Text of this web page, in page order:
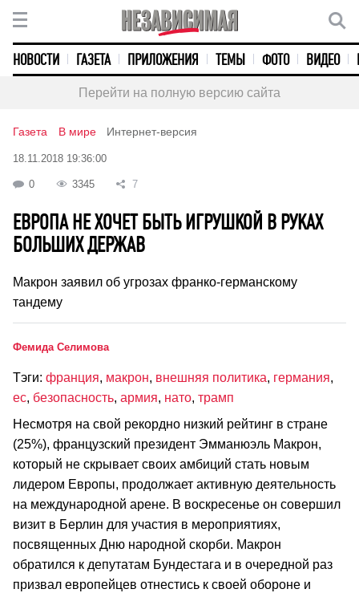
НОВОСТИ ГАЗЕТА ПРИЛОЖЕНИЯ ТЕМЫ ФОТО ВИДЕО
Перейти на полную версию сайта
Газета В мире Интернет-версия
18.11.2018 19:36:00
0 3345 7
ЕВРОПА НЕ ХОЧЕТ БЫТЬ ИГРУШКОЙ В РУКАХ
БОЛЬШИХ ДЕРЖАВ
Макрон заявил об угрозах франко-германскому
тандему
Фемида Селимова
Тэги: франция, макрон, внешняя политика, германия,
ес, безопасность, армия, нато, трамп
Несмотря на свой рекордно низкий рейтинг в стране
(25%), французский президент Эмманюэль Макрон,
который не скрывает своих амбиций стать новым
лидером Европы, продолжает активную деятельность
на международной арене. В воскресенье он совершил
визит в Берлин для участия в мероприятиях,
посвященных Дню народной скорби. Макрон
обратился к депутатам Бундестага и в очередной раз
призвал европейцев отнестись к своей обороне и